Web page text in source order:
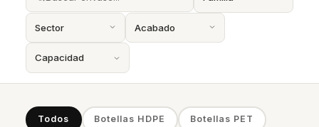
Todos Botellas HDPE Botellas PET